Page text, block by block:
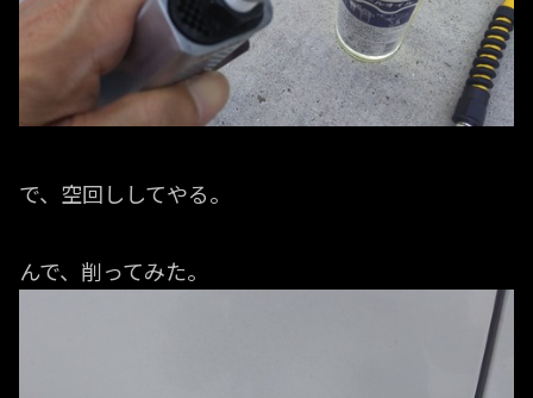
で、空回ししてやる。
んで、削ってみた。